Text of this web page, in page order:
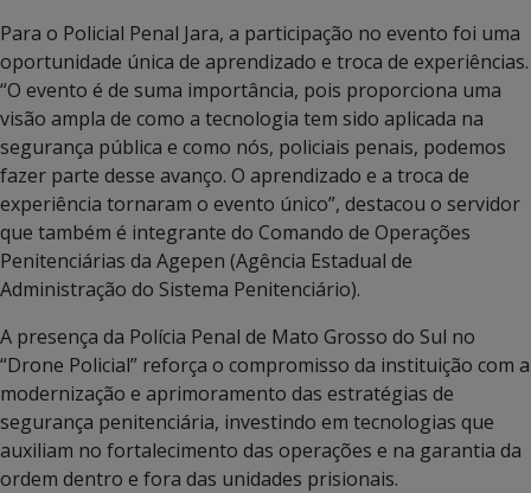
Para o Policial Penal Jara, a participação no evento foi uma
oportunidade única de aprendizado e troca de experiências.
“O evento é de suma importância, pois proporciona uma
visão ampla de como a tecnologia tem sido aplicada na
segurança pública e como nós, policiais penais, podemos
fazer parte desse avanço. O aprendizado e a troca de
experiência tornaram o evento único”, destacou o servidor
que também é integrante do Comando de Operações
Penitenciárias da Agepen (Agência Estadual de
Administração do Sistema Penitenciário).
A presença da Polícia Penal de Mato Grosso do Sul no
“Drone Policial” reforça o compromisso da instituição com a
modernização e aprimoramento das estratégias de
segurança penitenciária, investindo em tecnologias que
auxiliam no fortalecimento das operações e na garantia da
ordem dentro e fora das unidades prisionais.